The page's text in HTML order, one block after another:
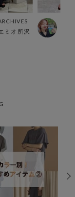
ミオ所沢